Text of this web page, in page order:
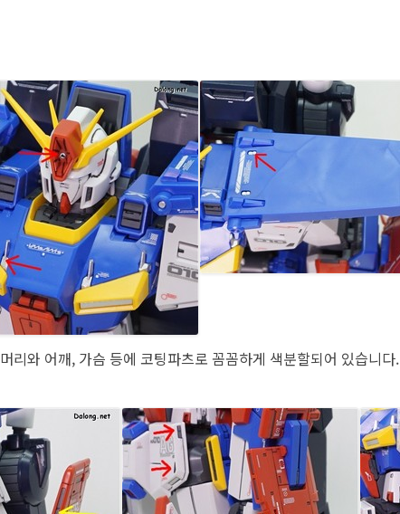
머리와 어깨, 가슴 등에 코팅파츠로 꼼꼼하게 색분할되어 있습니다.